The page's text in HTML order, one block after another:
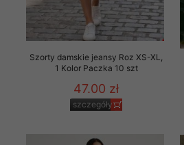
Szorty damskie jeansy Roz XS-XL,
1 Kolor Paczka 10 szt
47.00 zł
szczegóły